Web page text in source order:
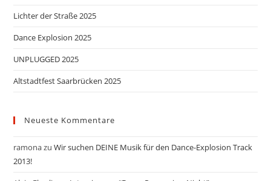
Lichter der Straße 2025
Dance Explosion 2025
UNPLUGGED 2025
Altstadtfest Saarbrücken 2025
Neueste Kommentare
ramonazuWir suchen DEINE Musik für den Dance-Explosion Track
2013!